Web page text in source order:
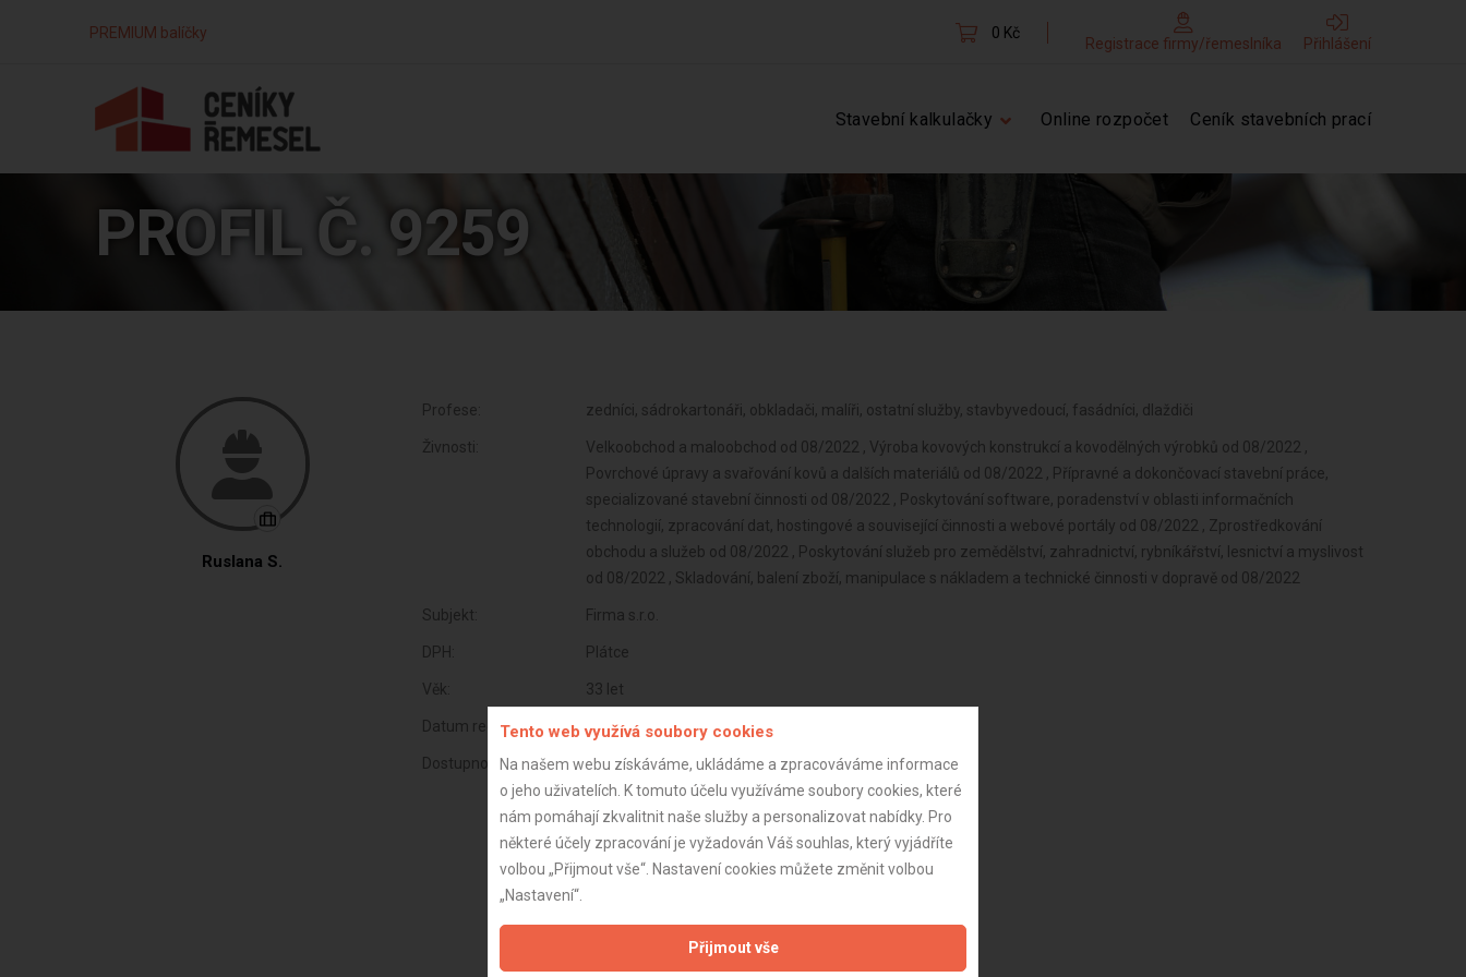
PREMIUM balíčky 0 Kč
Registrace firmy/řemeslníka Přihlášení
Stavební kalkulačky Online rozpočet Ceník stavebních prací
PROFIL Č. 9259
Ruslana S.
Profese: zedníci, sádrokartonáři, obkladači, malíři, ostatní služby, stavbyvedoucí, fasádníci, dlaždiči
Živnosti:
Velkoobchod a maloobchod od 08/2022 , Výroba kovových konstrukcí a kovodělných výrobků od 08/2022 ,
Povrchové úpravy a svařování kovů a dalších materiálů od 08/2022 , Přípravné a dokončovací stavební práce,
specializované stavební činnosti od 08/2022 , Poskytování software, poradenství v oblasti informačních
technologií, zpracování dat, hostingové a související činnosti a webové portály od 08/2022 , Zprostředkování
obchodu a služeb od 08/2022 , Poskytování služeb pro zemědělství, zahradnictví, rybníkářství, lesnictví a myslivost
od 08/2022 , Skladování, balení zboží, manipulace s nákladem a technické činnosti v dopravě od 08/2022
Subjekt: Firma s.r.o.
DPH: Plátce
Věk: 33 let
Datum registrace: 3.6.2026
Dostupnost:
Tento web využívá soubory cookies
Na našem webu získáváme, ukládáme a zpracováváme informace
o jeho uživatelích. K tomuto účelu využíváme soubory cookies, které
nám pomáhají zkvalitnit naše služby a personalizovat nabídky. Pro
některé účely zpracování je vyžadován Váš souhlas, který vyjádříte
volbou „Přijmout vše“. Nastavení cookies můžete změnit volbou
„Nastavení“.
Přijmout vše